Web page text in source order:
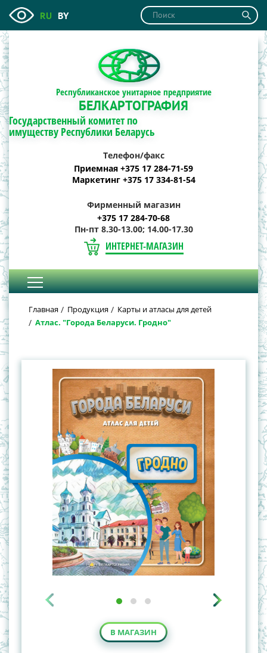
RU BY
Республиканское унитарное предприятие
БЕЛКАРТОГРАФИЯ
Государственный комитет по
имуществу Республики Беларусь
Телефон/факс
Приемная +375 17 284-71-59
Маркетинг +375 17 334-81-54
Фирменный магазин
+375 17 284-70-68
Пн-пт 8.30-13.00; 14.00-17.30
ИНТЕРНЕТ-МАГАЗИН
Главная Продукция
Карты и атласы для детей
Атлас. "Города Беларуси. Гродно"
В МАГАЗИН